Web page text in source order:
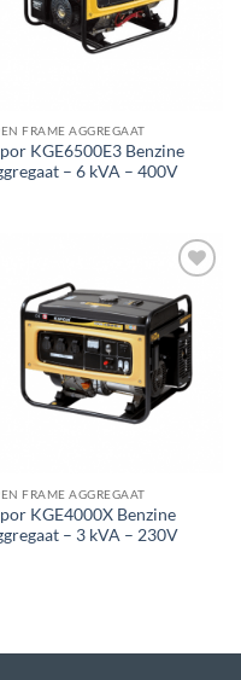
FRAME AGGREGAAT
KGE6500E3 Benzine
– 6 kVA – 400V
Toevoegen
aan
wenslijst
FRAME AGGREGAAT
KGE4000X Benzine
– 3 kVA – 230V